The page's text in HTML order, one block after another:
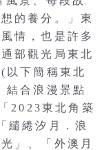
的養分。」東
情，也是許多
部觀光局東北
以下簡稱東北
結合浪漫景點
2023東北角築
繾綣汐月．浪
」、「外澳月